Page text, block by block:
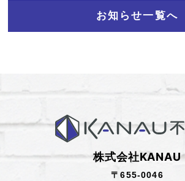
お知らせ一覧へ
株式会社KANAU
〒655-0046